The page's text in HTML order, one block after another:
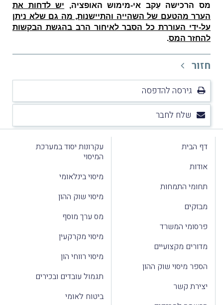
מס הרכישה עֵקב אי-מימוש האופציה, יש לדחות את
הערר מהטעם של השהייה והתיישנות, מה גם שלא ניתן
על-ידי העוררת כל הסבר לאיחור הרב בהגשת הבקשות
להחזר המס.
חזור
גירסה להדפסה
שלח לחבר
דף הבית
אודות
תחומי התמחות
מבזקים
פרסומי המשרד
מדורים מקצועיים
הספר מיסוי שוק ההון
יצירת קשר
עקרונות יסוד במערכת
המיסוי
מיסוי בינלאומי
מיסוי שוק ההון
מס ערך מוסף
מיסוי מקרקעין
מיסוי רווחי הון
תגמול עובדים ובכירים
ביטוח לאומי